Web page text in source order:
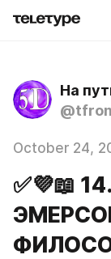
На
October 24,
✅💜📖